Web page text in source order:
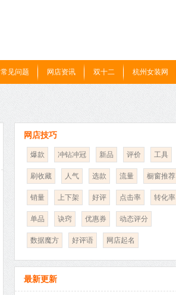
常见问题 网店资讯 双十二 杭州女装网
网店技巧
爆款 冲钻冲冠 新品 评价 工具
刷收藏 人气 选款 流量 橱窗推荐
销量 上下架 好评 点击率 转化率
单品 诀窍 优惠券 动态评分
数据魔方 好评语 网店起名
最新更新